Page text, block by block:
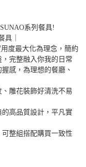
系列餐具!
具｜
度最大化為理念，簡約
完整融入你我的日常
感，為理想的餐廳、
雕花裝飾好清洗不易
的高品質設計，平凡實
整組搭配購買一致性